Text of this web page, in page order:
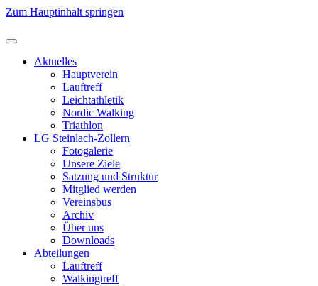
Zum Hauptinhalt springen
Aktuelles
Hauptverein
Lauftreff
Leichtathletik
Nordic Walking
Triathlon
LG Steinlach-Zollern
Fotogalerie
Unsere Ziele
Satzung und Struktur
Mitglied werden
Vereinsbus
Archiv
Über uns
Downloads
Abteilungen
Lauftreff
Walkingtreff